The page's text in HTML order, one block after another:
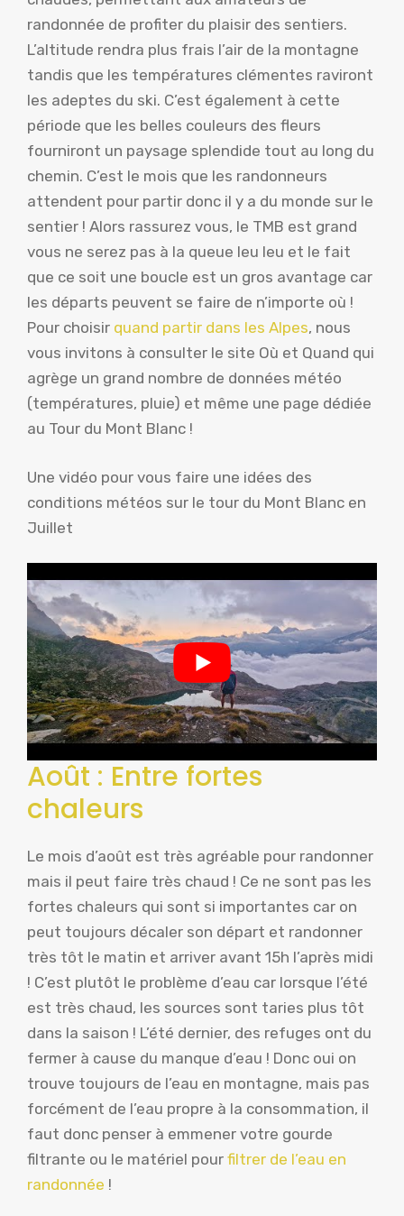
randonnée de profiter du plaisir des sentiers.
L’altitude rendra plus frais l’air de la montagne
tandis que les températures clémentes raviront
les adeptes du ski. C’est également à cette
période que les belles couleurs des fleurs
fourniront un paysage splendide tout au long du
chemin. C’est le mois que les randonneurs
attendent pour partir donc il y a du monde sur le
sentier ! Alors rassurez vous, le TMB est grand
vous ne serez pas à la queue leu leu et le fait
que ce soit une boucle est un gros avantage car
les départs peuvent se faire de n’importe où !
Pour choisir quand partir dans les Alpes, nous
vous invitons à consulter le site Où et Quand qui
agrège un grand nombre de données météo
(températures, pluie) et même une page dédiée
au Tour du Mont Blanc !
Une vidéo pour vous faire une idées des
conditions météos sur le tour du Mont Blanc en
Juillet
Août : Entre fortes
chaleurs
Le mois d’août est très agréable pour randonner
mais il peut faire très chaud ! Ce ne sont pas les
fortes chaleurs qui sont si importantes car on
peut toujours décaler son départ et randonner
très tôt le matin et arriver avant 15h l’après midi
! C’est plutôt le problème d’eau car lorsque l’été
est très chaud, les sources sont taries plus tôt
dans la saison ! L’été dernier, des refuges ont du
fermer à cause du manque d’eau ! Donc oui on
trouve toujours de l’eau en montagne, mais pas
forcément de l’eau propre à la consommation, il
faut donc penser à emmener votre gourde
filtrante ou le matériel pour filtrer de l’eau en
randonnée !